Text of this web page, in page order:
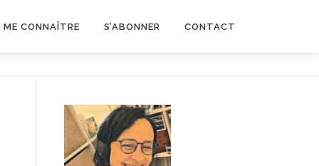
ME CONNAÎTRE S’ABONNER CONTACT